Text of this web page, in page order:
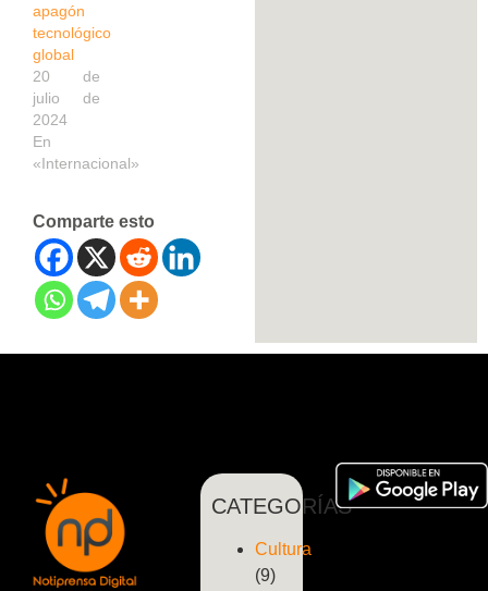
apagón
tecnológico
global
20 de
julio de
2024
En
«Internacional»
Comparte esto
CATEGORÍAS
Cultura
(9)